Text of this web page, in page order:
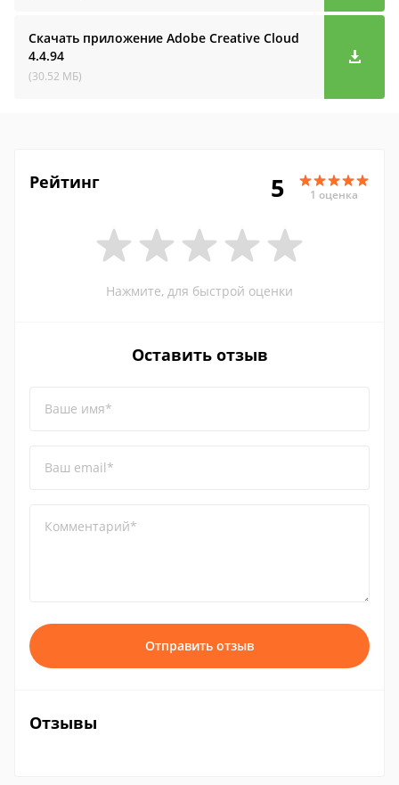
Скачать приложение Adobe Creative Cloud
4.4.94
(30.52 МБ)
Рейтинг 5 1 оценка
Нажмите, для быстрой оценки
Оставить отзыв
Ваше имя*
Ваш email*
Комментарий*
Отправить отзыв
Отзывы